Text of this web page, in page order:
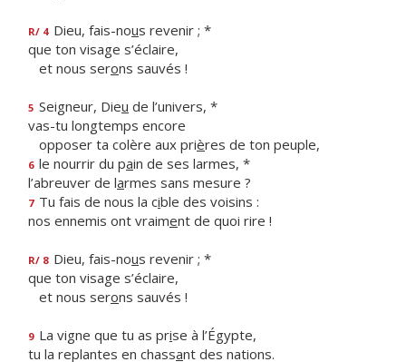
R/ 4 Dieu, fais-nous revenir ; *
que ton visage s’éclaire,
et nous serons sauvés !
5 Seigneur, Dieu de l’univers, *
vas-tu longtemps encore
opposer ta colère aux prières de ton peuple,
6 le nourrir du pain de ses larmes, *
l’abreuver de larmes sans mesure ?
7 Tu fais de nous la cible des voisins :
nos ennemis ont vraiment de quoi rire !
R/ 8 Dieu, fais-nous revenir ; *
que ton visage s’éclaire,
et nous serons sauvés !
9 La vigne que tu as prise à l’Égypte,
tu la replantes en chassant des nations.